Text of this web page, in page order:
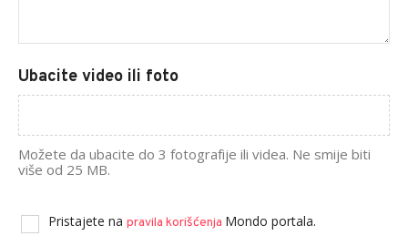
Ubacite video ili foto
Možete da ubacite do 3 fotografije ili videa. Ne smije biti
više od 25 MB.
Pristajete na pravila korišćenja Mondo portala.